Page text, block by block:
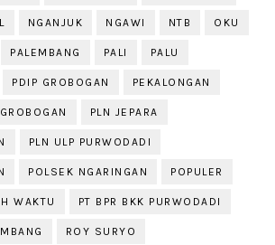
NGANJUK NGAWI NTB OKU
PALEMBANG PALI PALU
PDIP GROBOGAN PEKALONGAN
PLN JEPARA
PLN ULP PURWODADI
POLSEK NGARINGAN POPULER
WAKTU PT BPR BKK PURWODADI
ROY SURYO